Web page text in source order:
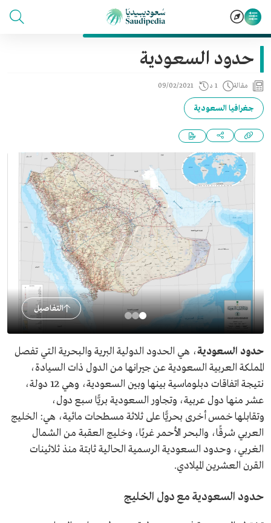
حدود السعودية
مقالة 1 د 09/02/2021
جغرافيا السعودية
التفاصيل
حدود السعودية، هي الحدود الدولية البرية والبحرية التي تفصل
المملكة العربية السعودية عن جيرانها من الدول ذات السيادة،
نتيجة اتفاقات دبلوماسية بينها وبين السعودية، وهي 12 دولة،
عشر منها دول عربية، وتجاور السعودية بريًّا سبع دول،
وتقابلها خمس أخرى بحريًّا على ثلاثة مسطحات مائية، هي: الخليج
العربي شرقًا، والبحر الأحمر غربًا، وخليج العقبة من الشمال
الغربي، وحدود السعودية الرسمية الحالية ثابتة منذ ثلاثينات
القرن العشرين الميلادي.
حدود السعودية مع دول الخليج